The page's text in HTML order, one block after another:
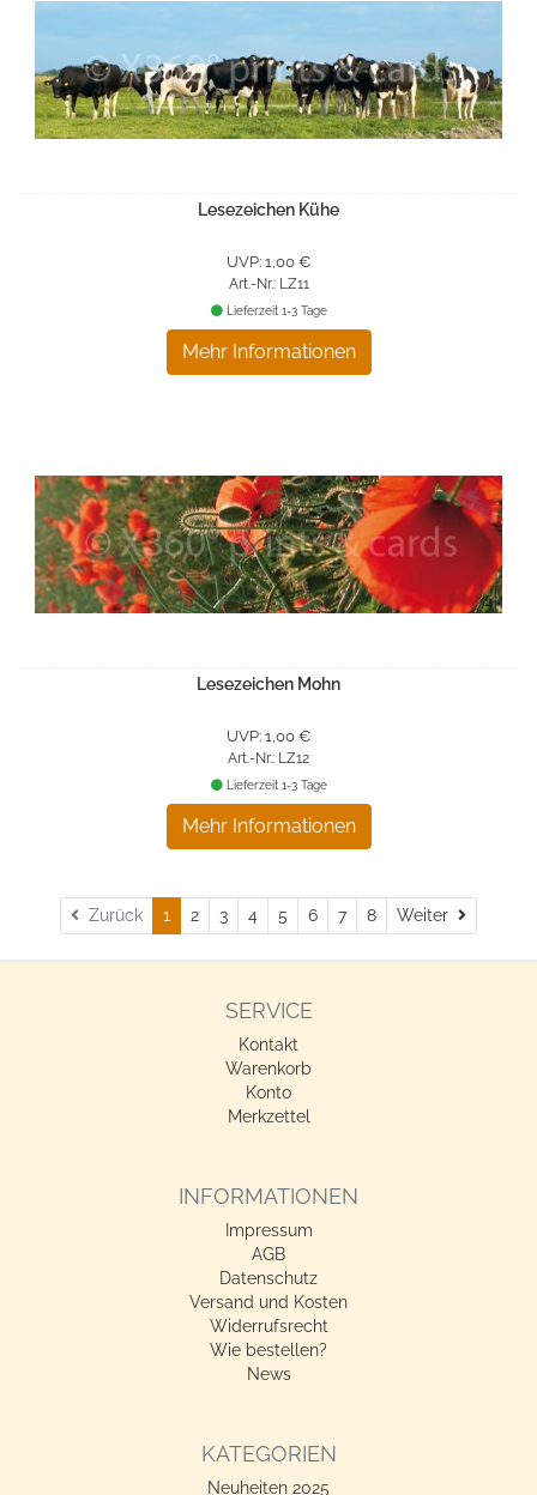
Lesezeichen Kühe
UVP: 1,00 €
Art.-Nr.: LZ11
Mehr Informationen
Lieferzeit 1-3 Tage
Lesezeichen Mohn
UVP: 1,00 €
Art.-Nr.: LZ12
Mehr Informationen
Lieferzeit 1-3 Tage
Zurück 1 2 3 4 5 6 7 8 Weiter Weiter
SERVICE
Kontakt
Warenkorb
Konto
Merkzettel
INFORMATIONEN
Impressum
AGB
Datenschutz
Versand und Kosten
Widerrufsrecht
Wie bestellen?
News
KATEGORIEN
Neuheiten 2025